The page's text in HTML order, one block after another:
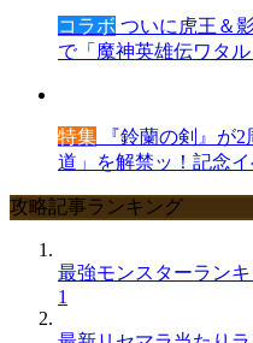
コラボ ついに虎王＆
で「魔神英雄伝ワタ
特集 『鈴蘭の剣』が
道」を解禁ッ！記念
攻略記事ランキング
最強モンスターラン
1